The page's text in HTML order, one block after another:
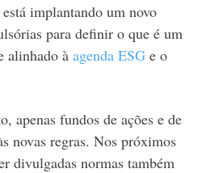
implantando um novo
para definir o que é um
alinhado à agenda ESG e o
apenas fundos de ações e de
novas regras. Nos próximos
divulgadas normas também